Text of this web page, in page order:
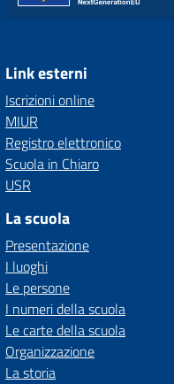
Link esterni
Iscrizioni online
MIUR
Registro elettronico
Scuola in Chiaro
USR
La scuola
Presentazione
I luoghi
Le persone
I numeri della scuola
Le carte della scuola
Organizzazione
La storia